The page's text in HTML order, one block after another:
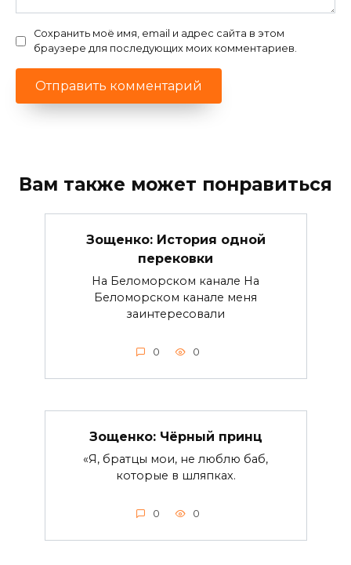
Сохранить моё имя, email и адрес сайта в этом
браузере для последующих моих комментариев.
Вам также может понравиться
Зощенко: История одной
перековки
На Беломорском канале На
Беломорском канале меня
заинтересовали
0 0
Зощенко: Чёрный принц
«Я, братцы мои, не люблю баб,
которые в шляпках.
0 0